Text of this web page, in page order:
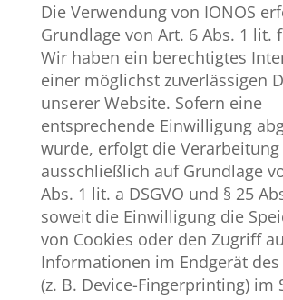
Die Verwendung von IONOS
Grundlage von Art. 6 Abs. 1 lit. f
Wir haben ein berechtigtes
einer möglichst zuverlässigen
unserer Website. Sofern eine
entsprechende Einwilligung
wurde, erfolgt die Verarbeitung
ausschließlich auf Grundlage
Abs. 1 lit. a DSGVO und § 25
soweit die Einwilligung die
von Cookies oder den Zugriff
Informationen im Endgerät des
(z. B. Device-Fingerprinting) im